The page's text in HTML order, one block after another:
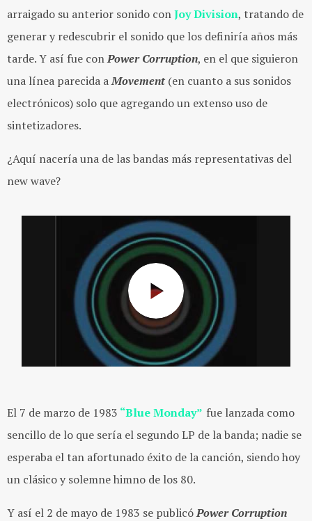
arraigado su anterior sonido conJoy Division, tratando de
generar y redescubrir el sonido que los definiría años más
tarde. Y así fue conPower Corruption, en el que siguieron
una línea parecida aMovement (en cuanto a sus sonidos
electrónicos) solo que agregando un extenso uso de
sintetizadores.
¿Aquí nacería una de las bandas más representativas del
new wave?
El 7 de marzo de 1983 “Blue Monday” fue lanzada como
sencillo de lo que sería el segundo LP de la banda; nadie se
esperaba el tan afortunado éxito de la canción, siendo hoy
un clásico y solemne himno de los 80.
Y así el 2 de mayo de 1983 se publicóPower Corruption